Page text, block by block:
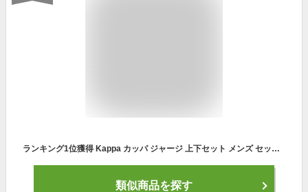
ランキング1位獲得 Kappa カッパ ジャージ 上下セット メンズ セットアップ 長袖 ゆったり 大きいサイズ M〜3L スポーツウェア トレーニングウェア ランニング 散歩 春夏秋冬対応 速乾 ドライ素材 30代 40代 50代向け おしゃれ 別注モデル ブランドウェア 最強配送 RSL
類似商品を探す